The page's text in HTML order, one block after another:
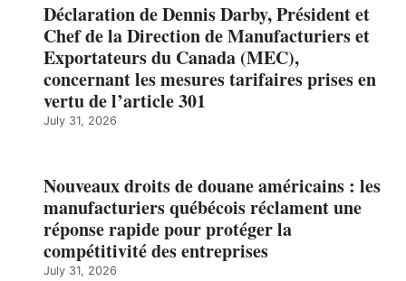
Déclaration de Dennis Darby, Président et
Chef de la Direction de Manufacturiers et
Exportateurs du Canada (MEC),
concernant les mesures tarifaires prises en
vertu de l’article 301
July 31, 2026
Nouveaux droits de douane américains : les
manufacturiers québécois réclament une
réponse rapide pour protéger la
compétitivité des entreprises
July 31, 2026